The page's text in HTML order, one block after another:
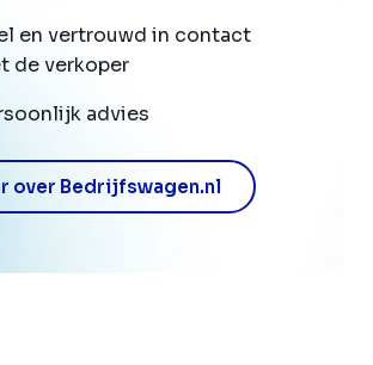
en vertrouwd in contact
de verkoper
advies
over Bedrijfswagen.nl